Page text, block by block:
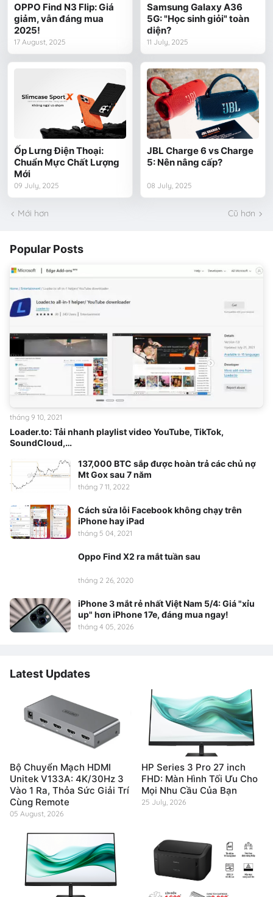
OPPO Find N3 Flip: Giá
giảm, vẫn đáng mua
2025!
17 August, 2025
Samsung Galaxy A36
5G: "Học sinh giỏi" toàn
diện?
11 July, 2025
Ốp Lưng Điện Thoại:
Chuẩn Mực Chất Lượng
Mới
09 July, 2025
JBL Charge 6 vs Charge
5: Nên nâng cấp?
08 July, 2025
Mới hơn Cũ hơn
Popular Posts
Loader.to: Tải nhanh playlist video YouTube, TikTok,
SoundCloud,…
tháng 9 10, 2021
137,000 BTC sắp được hoàn trả các chủ nợ
Mt Gox sau 7 năm
tháng 7 11, 2022
Cách sửa lỗi Facebook không chạy trên
iPhone hay iPad
tháng 5 04, 2021
Oppo Find X2 ra mắt tuần sau
tháng 2 26, 2020
iPhone 3 mắt rẻ nhất Việt Nam 5/4: Giá "xỉu
up" hơn iPhone 17e, đáng mua ngay!
tháng 4 05, 2026
Latest Updates
Bộ Chuyển Mạch HDMI
Unitek V133A: 4K/30Hz 3
Vào 1 Ra, Thỏa Sức Giải Trí
Cùng Remote
05 August, 2026
HP Series 3 Pro 27 inch
FHD: Màn Hình Tối Ưu Cho
Mọi Nhu Cầu Của Bạn
25 July, 2026